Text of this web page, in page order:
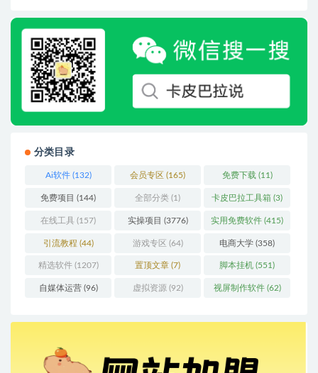
分类目录
Ai软件(132) 会员专区 (165) 免费下载 (11)
免费项目 (144) 全部分类 (1) 卡皮巴拉工具箱 (3)
在线工具 (157) 实操项目 (3776) 实用免费软件 (415)
引流教程 (44) 游戏专区 (64) 电商大学 (358)
精选软件(1207) 置顶文章 (7) 脚本挂机 (551)
自媒体运营(96) 虚拟资源 (92) 视屏制作软件(62)